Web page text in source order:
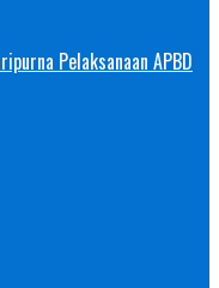
Pelaksanaan APBD